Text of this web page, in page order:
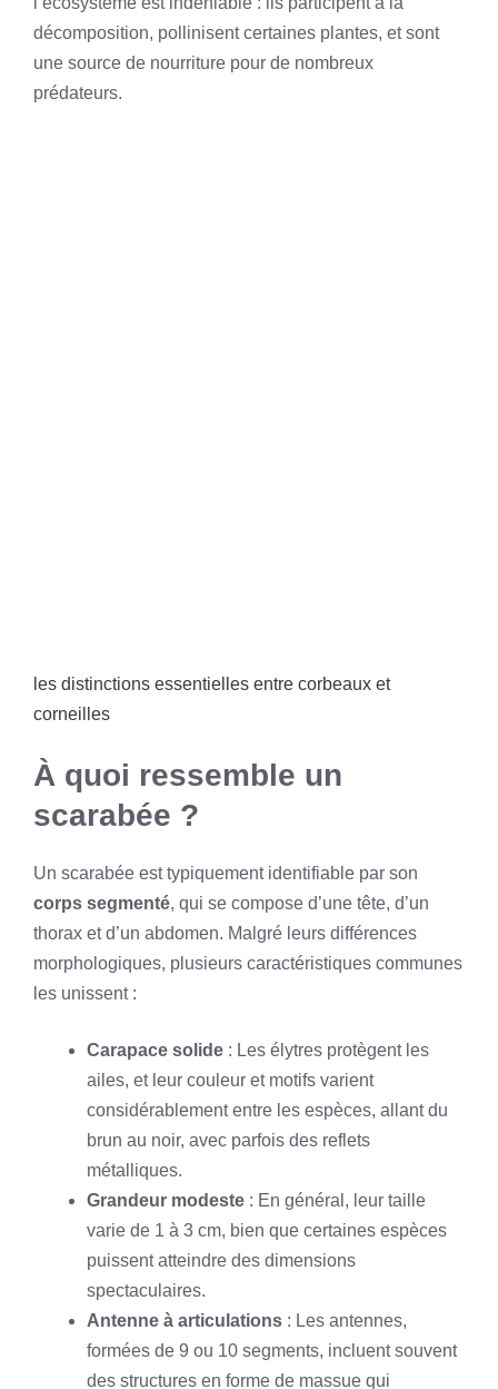
décomposition, pollinisent certaines plantes, et sont
une source de nourriture pour de nombreux
prédateurs.
les distinctions essentielles entre corbeaux et
corneilles
À quoi ressemble un
scarabée ?
Un scarabée est typiquement identifiable par son
corps segmenté, qui se compose d’une tête, d’un
thorax et d’un abdomen. Malgré leurs différences
morphologiques, plusieurs caractéristiques communes
les unissent :
Carapace solide : Les élytres protègent les
ailes, et leur couleur et motifs varient
considérablement entre les espèces, allant du
brun au noir, avec parfois des reflets
métalliques.
Grandeur modeste : En général, leur taille
varie de 1 à 3 cm, bien que certaines espèces
puissent atteindre des dimensions
spectaculaires.
Antenne à articulations : Les antennes,
formées de 9 ou 10 segments, incluent souvent
des structures en forme de massue qui